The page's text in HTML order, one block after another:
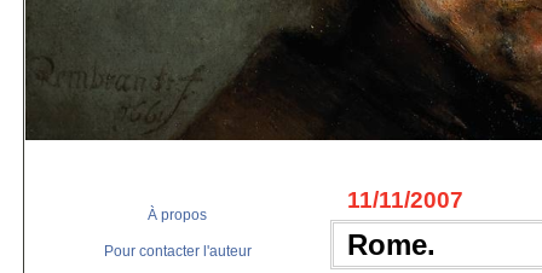
À propos
Pour contacter l'auteur
11/11/2007
Rome.